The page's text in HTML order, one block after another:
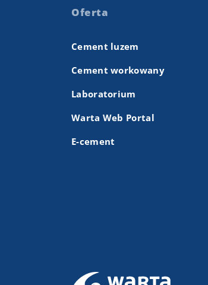
Oferta
Cement luzem
Cement workowany
Laboratorium
Warta Web Portal
E-cement